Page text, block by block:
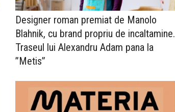
Designer roman premiat de Manolo
Blahnik, cu brand propriu de incaltamine.
Traseul lui Alexandru Adam pana la
”Metis”